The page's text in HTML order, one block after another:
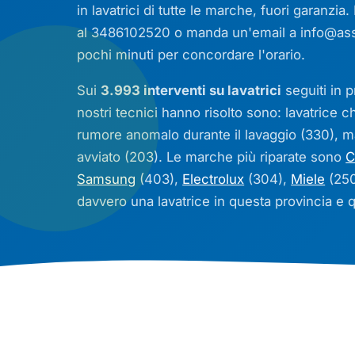
in lavatrici di tutte le marche, fuori
al 3486102520 o manda un'email a
pochi minuti per concordare l'orario.
Sui 3.993 interventi su lavatrici seguiti in
nostri tecnici hanno risolto sono: lavatrice
rumore anomalo durante il lavaggio (330),
avviato (203). Le marche più riparate sono
Samsung (403), Electrolux (304), Miele
davvero una lavatrice in questa provincia e